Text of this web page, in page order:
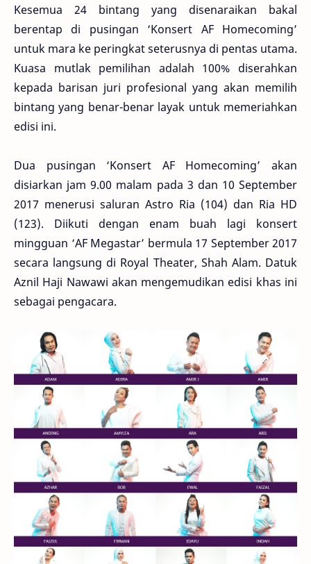
Kesemua 24 bintang yang disenaraikan bakal
berentap di pusingan ‘Konsert AF Homecoming’
untuk mara ke peringkat seterusnya di pentas utama.
Kuasa mutlak pemilihan adalah 100% diserahkan
kepada barisan juri profesional yang akan memilih
bintang yang benar-benar layak untuk memeriahkan
edisi ini.
Dua pusingan ‘Konsert AF Homecoming’ akan
disiarkan jam 9.00 malam pada 3 dan 10 September
2017 menerusi saluran Astro Ria (104) dan Ria HD
(123). Diikuti dengan enam buah lagi konsert
mingguan ‘AF Megastar’ bermula 17 September 2017
secara langsung di Royal Theater, Shah Alam. Datuk
Aznil Haji Nawawi akan mengemudikan edisi khas ini
sebagai pengacara.